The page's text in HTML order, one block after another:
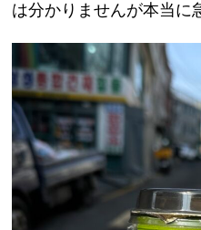
は分かりませんが本当に